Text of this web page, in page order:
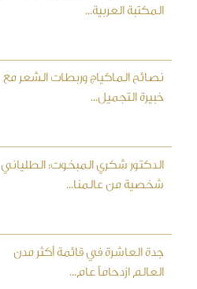
المكتبة العربية...
نصائح الماكياج وربطات الشعر مع
خبيرة التجميل...
الدكتور شكري المبخوت: الطلياني
شخصية من عالمنا...
جدة العاشرة في قائمة أكثر مدن
العالم ازدحاماً عام...